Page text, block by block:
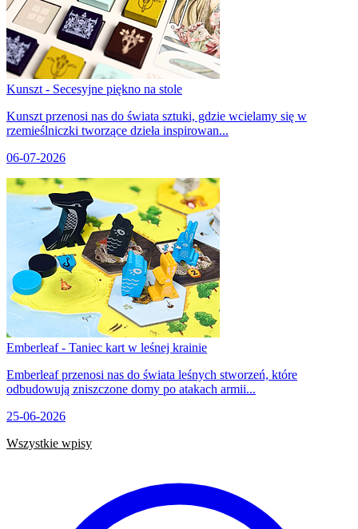
Kunszt - Secesyjne piękno na stole
Kunszt przenosi nas do świata sztuki, gdzie wcielamy się w
rzemieślniczki tworzące dzieła inspirowan...
06-07-2026
Emberleaf - Taniec kart w leśnej krainie
Emberleaf przenosi nas do świata leśnych stworzeń, które
odbudowują zniszczone domy po atakach armii...
25-06-2026
Wszystkie wpisy